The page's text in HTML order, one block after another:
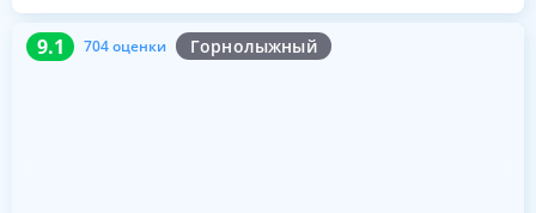
9.1 704 оценки Горнолыжный
9.1 704 оценки